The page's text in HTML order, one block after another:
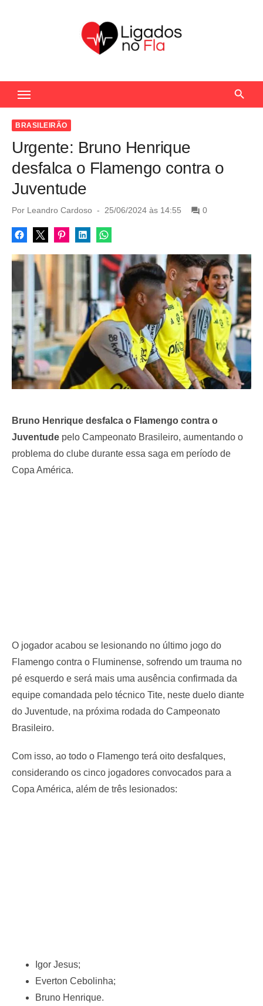
c
BRASILEIRÃO
Urgente: Bruno Henrique
desfalca o Flamengo contra o
Juventude
Por Leandro Cardoso
P
s
t
d
o
n
25/06/2024 às 14:55 0
Bruno Henrique desfalca o Flamengo contra o
Juventude pelo Campeonato Brasileiro, aumentando o
problema do clube durante essa saga em período de
Copa América.
O jogador acabou se lesionando no último jogo do
Flamengo contra o Fluminense, sofrendo um trauma no
pé esquerdo e será mais uma ausência confirmada da
equipe comandada pelo técnico Tite, neste duelo diante
do Juventude, na próxima rodada do Campeonato
Brasileiro.
Com isso, ao todo o Flamengo terá oito desfalques,
considerando os cinco jogadores convocados para a
Copa América, além de três lesionados:
Igor Jesus;
Everton Cebolinha;
Bruno Henrique.